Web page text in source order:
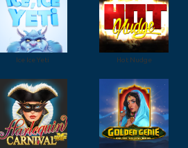
Ice Ice Yeti Hot Nudge